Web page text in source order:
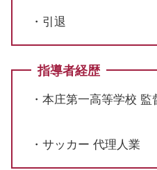
・引退
指導者経歴
・本庄第一高等学校 監
・サッカー 代理人業